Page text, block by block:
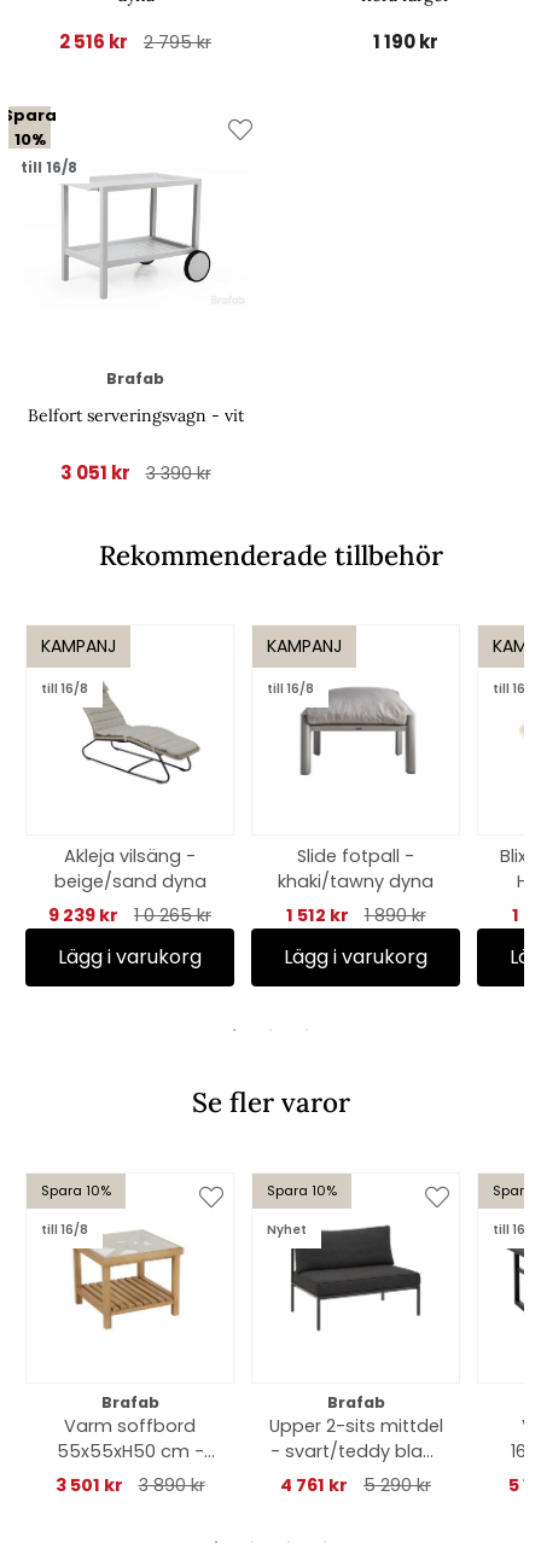
2 516 kr 2 795 kr 1 190 kr
Spara
10%
till 16/8
Brafab
Belfort serveringsvagn - vit
3 051 kr 3 390 kr
Rekommenderade tillbehör
KAMPANJ
till 16/8
Akleja vilsäng -
beige/sand dyna
9 239 kr
1 0 265 kr
Lägg i varukorg
KAMPANJ
till 16/8
Slide fotpall -
khaki/tawny dyna
1 512 kr
1 890 kr
Lägg i varukorg
till 16/8
1
Se fler varor
Spara 10%
till 16/8
Brafab
Varm soffbord
55x55xH50 cm -
teak
3 501 kr 3 890 kr
Spara 10%
Nyhet
Brafab
Upper 2-sits mittdel
- svart/teddy black
dyna
4 761 kr 5 290 kr
Spara
till 16/8
5